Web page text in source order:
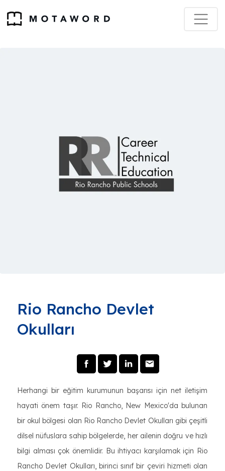
Rio Rancho Devlet
Okulları
Herhangi bir eğitim kurumunun başarısı için net iletişim
hayati önem taşır. Rio Rancho, New Mexico'da bulunan
bir okul bölgesi olan Rio Rancho Devlet Okulları gibi çeşitli
dilsel nüfuslara sahip bölgelerde, her ailenin doğru ve hızlı
bilgi alması çok önemlidir. Bu ihtiyacı karşılamak için Rio
Rancho Devlet Okulları, birinci sınıf bir çeviri hizmeti olan